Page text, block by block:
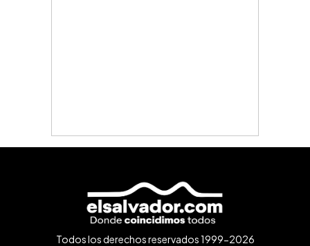
Todos los derechos reservados 1999-2026